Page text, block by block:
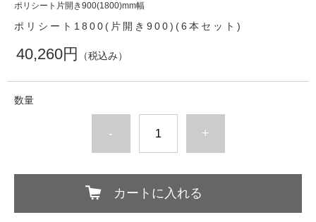
ポリシート片開き900(1800)mm幅
ポリシート1800(片開き900)(6本セット)
40,260円 （税込み）
数量
- +
カートに入れる